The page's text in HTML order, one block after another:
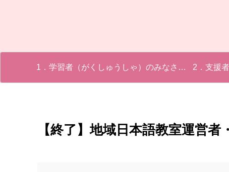
1．学習者（がくしゅうしゃ）のみなさんへ 2．支援
【終了】地域日本語教室運営